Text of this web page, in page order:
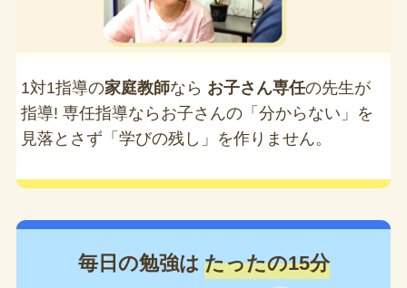
1対1指導の家庭教師なら お子さん専任の先生が
指導! 専任指導ならお子さんの「分からない」を
見落とさず「学びの残し」を作りません。
毎日の勉強は たったの15分